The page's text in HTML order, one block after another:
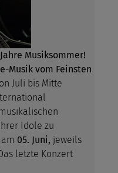
Musiksommer!
Musik vom Feinsten
Juli bis Mitte
Idole zu
05. Juni, jeweils
letzte Konzert